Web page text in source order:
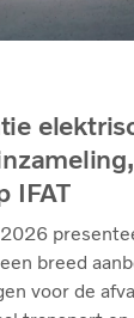
IFAT
breed
voor de